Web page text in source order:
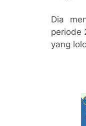
Dia
periode
yang